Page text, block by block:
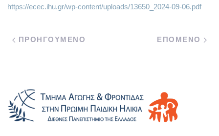
https://ecec.ihu.gr/wp-content/uploads/13650_2024-09-06.pdf
ΠΡΟΗΓΟΥΜΕΝΟ ΕΠΟΜΕΝΟ